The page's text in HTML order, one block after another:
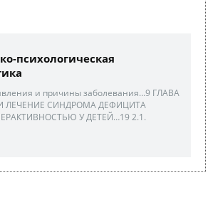
психологическая
и причины заболевания…9 ГЛАВА
ЛЕЧЕНИЕ СИНДРОМА ДЕФИЦИТА
У ДЕТЕЙ…19 2.1.